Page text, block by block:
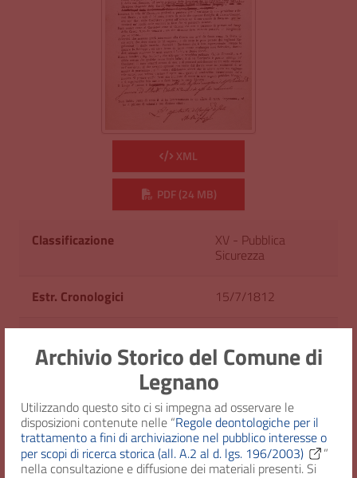
Archivio Storico del Comune di
Legnano
Utilizzando questo sito ci si impegna ad osservare le
disposizioni contenute nelle “Regole deontologiche per il
trattamento a fini di archiviazione nel pubblico interesse o
per scopi di ricerca storica (all. A.2 al d. lgs. 196/2003)
”
nella consultazione e diffusione dei materiali presenti. Si
XML
PDF (24 MB)
Classificazione XV - Pubblica
Sicurezza
Estr. Cronologici 15/7/1812
1 fascicolo
Diritto d'accesso Uso pubblico
Completezza della Completa